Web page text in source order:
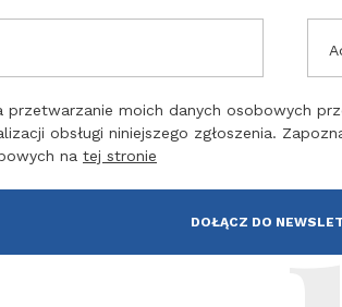
przetwarzanie moich danych osobowych
obsługi niniejszego zgłoszenia.
na tej stronie